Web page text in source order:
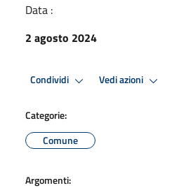
Data :
2 agosto 2024
Condividi Vedi azioni
Categorie:
Comune
Argomenti: